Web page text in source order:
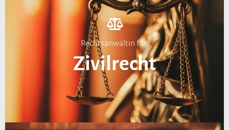
Rechtsanwältin für:
Zivilrecht